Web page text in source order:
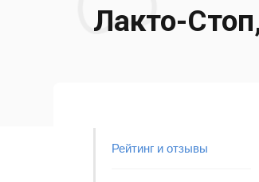
Лакто-
Рейтинг и отзывы